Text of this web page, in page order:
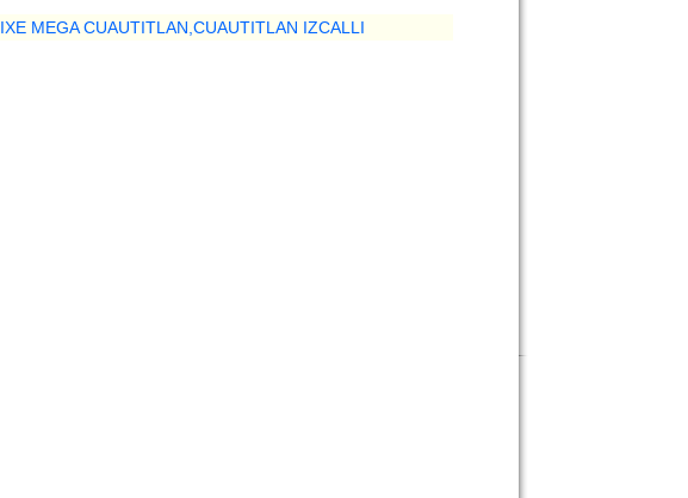
IXE MEGA CUAUTITLAN,CUAUTITLAN IZCALLI